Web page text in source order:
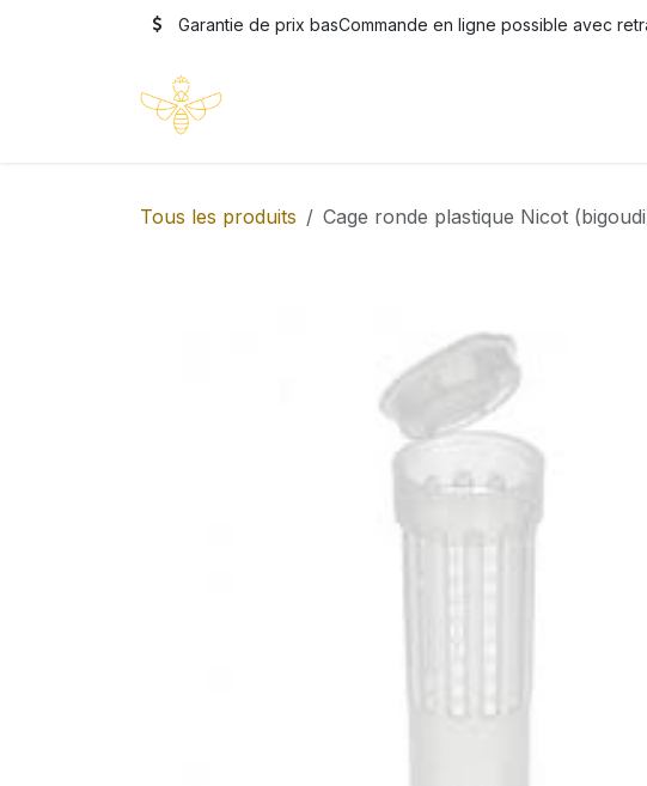
Se rendre au contenuGarantie de prix basCommande en ligne possible avec
Tous les produits Cage ronde plastique Nicot